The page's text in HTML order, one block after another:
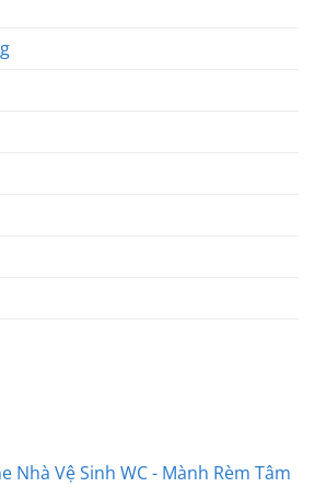
Nhà Vệ Sinh WC - Mành Rèm Tâm